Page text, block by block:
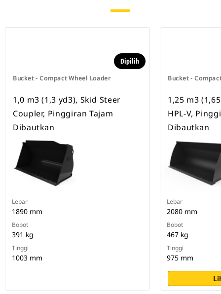
Bucket - Compact Wheel Loader
Dipilih
1,0 m3 (1,3 yd3), Skid Steer
Coupler, Pinggiran Tajam
Dibautkan
Lebar
1890 mm
Bobot
391 kg
Tinggi
1003 mm
Bucket -
1,25 m3
HPL-V,
Dibautkan
Lebar
2080 mm
Bobot
467 kg
Tinggi
975 mm